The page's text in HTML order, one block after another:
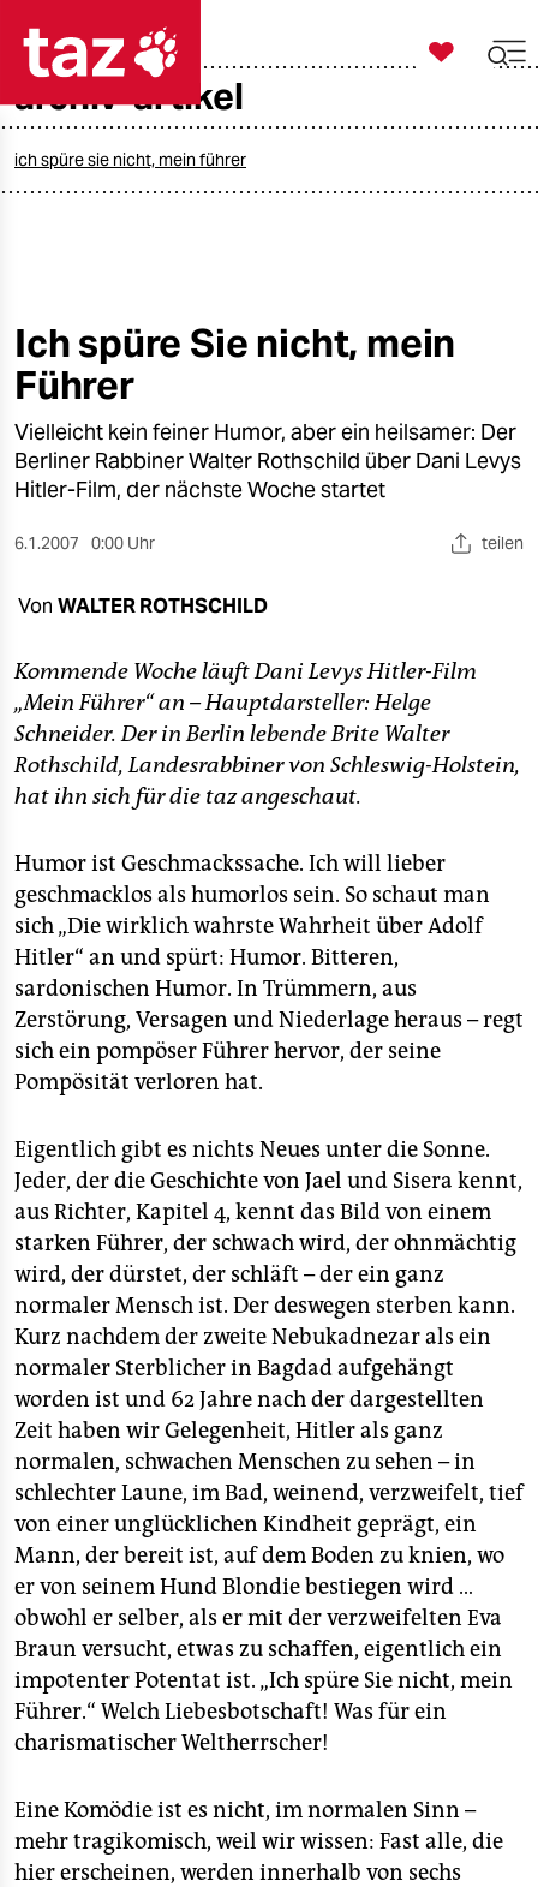
taz zahl ich
öko
gesellschaft
kultur
sport
berlin
nord
verlag
verlag
veranstaltungen
fragen & hilfe
unterstützen
abo
genossenschaft
epaper login

taz zahl ich
archiv-artikel
ich spüre sie nicht, mein führer
Ich spüre Sie nicht, mein
Führer
Vielleicht kein feiner Humor, aber ein heilsamer: Der
Berliner Rabbiner Walter Rothschild über Dani Levys
Hitler-Film, der nächste Woche startet
6.1.2007 0:00 Uhr teilen
Von WALTER ROTHSCHILD
Kommende Woche läuft Dani Levys Hitler-Film
„Mein Führer“ an – Hauptdarsteller: Helge
Schneider. Der in Berlin lebende Brite Walter
Rothschild, Landesrabbiner von Schleswig-Holstein,
hat ihn sich für die taz angeschaut.
Humor ist Geschmackssache. Ich will lieber
geschmacklos als humorlos sein. So schaut man
sich „Die wirklich wahrste Wahrheit über Adolf
Hitler“ an und spürt: Humor. Bitteren,
sardonischen Humor. In Trümmern, aus
Zerstörung, Versagen und Niederlage heraus – regt
sich ein pompöser Führer hervor, der seine
Pompösität verloren hat.
Eigentlich gibt es nichts Neues unter die Sonne.
Jeder, der die Geschichte von Jael und Sisera kennt,
aus Richter, Kapitel 4, kennt das Bild von einem
starken Führer, der schwach wird, der ohnmächtig
wird, der dürstet, der schläft – der ein ganz
normaler Mensch ist. Der deswegen sterben kann.
Kurz nachdem der zweite Nebukadnezar als ein
normaler Sterblicher in Bagdad aufgehängt
worden ist und 62 Jahre nach der dargestellten
Zeit haben wir Gelegenheit, Hitler als ganz
normalen, schwachen Menschen zu sehen – in
schlechter Laune, im Bad, weinend, verzweifelt, tief
von einer unglücklichen Kindheit geprägt, ein
Mann, der bereit ist, auf dem Boden zu knien, wo
er von seinem Hund Blondie bestiegen wird …
obwohl er selber, als er mit der verzweifelten Eva
Braun versucht, etwas zu schaffen, eigentlich ein
impotenter Potentat ist. „Ich spüre Sie nicht, mein
Führer.“ Welch Liebesbotschaft! Was für ein
charismatischer Weltherrscher!
Eine Komödie ist es nicht, im normalen Sinn –
mehr tragikomisch, weil wir wissen: Fast alle, die
hier erscheinen, werden innerhalb von sechs